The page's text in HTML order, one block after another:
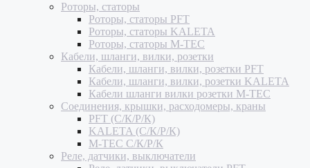
Роторы, статоры
Роторы, статоры PFT
Роторы, статоры KALETA
Роторы, статоры M-TEC
Кабели, шланги, вилки, розетки
Кабели, шланги, вилки, розетки PFT
Кабели, шланги, вилки, розетки KALETA
Кабели шланги вилки розетки M-TEC
Соединения, крышки, расходомеры, краны
PFT (С/К/Р/К)
KALETA (С/К/Р/К)
M-TEC С/К/Р/К
Реле, датчики, выключатели